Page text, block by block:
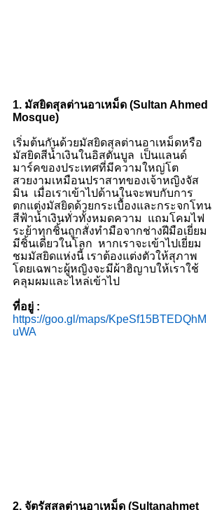
1. มัสยิดสุลต่านอาเหม็ด (Sultan Ahmed
Mosque)
เริ่มต้นกันด้วยมัสยิดสุลต่านอาเหม็ดหรือ
มัสยิดสีน้ำเงินในอิสตันบูล  เป็นแลนด์
มาร์คของประเทศที่มีความใหญ่โต
สวยงามเหมือนปราสาทของเจ้าหญิงจัส
มิน  เมื่อเราเข้าไปด้านในจะพบกับการ
ตกแต่งมัสยิดด้วยกระเบื้องและกระจกโทน
สีฟ้าน้ำเงินทั่วทั้งหมดความ  แถมโคมไฟ
ระย้าทุกชิ้นถูกสั่งทำมือจากช่างฝีมือเยี่ยม
มีชิ้นเดียวในโลก  หากเราจะเข้าไปเยี่ยม
ชมมัสยิดแห่งนี้ เราต้องแต่งตัวให้สุภาพ
โดยเฉพาะผู้หญิงจะมีผ้าฮิญาบให้เราใช้
คลุมผมและไหล่เข้าไป
ที่อยู่ :
https://goo.gl/maps/KpeSf15BTEDQhM
uWA
2. จัตุรัสสุลต่านอาเหม็ด (Sultanahmet